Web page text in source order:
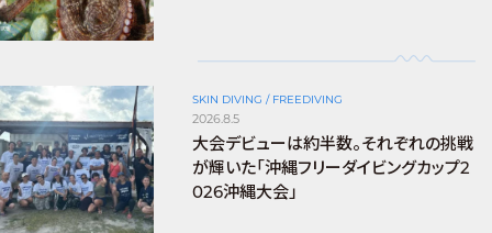
SKIN DIVING / FREEDIVING
2026.8.5
大会デビューは約半数。それぞれの挑戦
が輝いた「沖縄フリーダイビングカップ2
026沖縄大会」